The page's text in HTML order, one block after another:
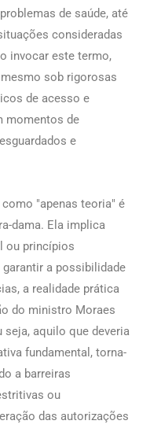
de saúde, até
consideradas
invocar este termo,
sob rigorosas
de acesso e
momentos de
e
"apenas teoria" é
dama. Ela implica
ou princípios
a possibilidade
a realidade prática
do ministro Moraes
seja, aquilo que deveria
fundamental, torna-
a barreiras
ou
das autorizações